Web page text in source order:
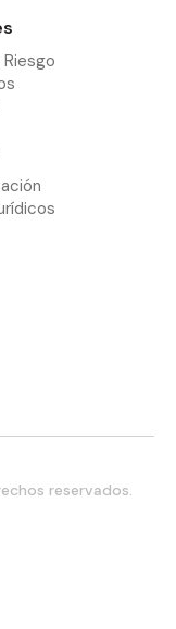
reservados.